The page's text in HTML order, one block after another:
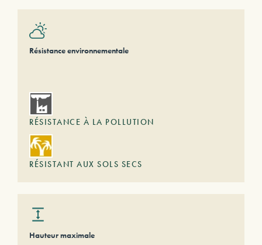
Résistance environnementale
RÉSISTANCE À LA POLLUTION
RÉSISTANT AUX SOLS SECS
Hauteur maximale